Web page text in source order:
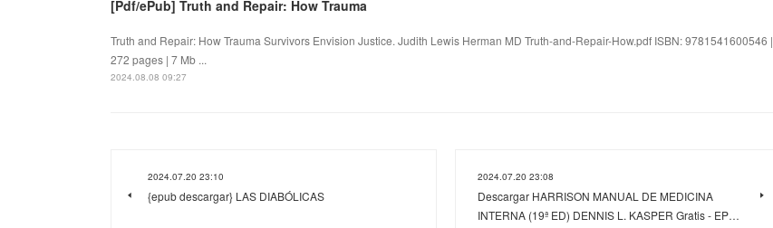
[Pdf/ePub] Truth and Repair: How Trauma
Truth and Repair: How Trauma Survivors Envision Justice. Judith Lewis Herman MD Truth-and-Repair-How.pdf ISBN: 9781541600546 |
272 pages | 7 Mb ...
2024.08.08 09:27
2024.07.20 23:10
{epub descargar} LAS DIABÓLICAS
2024.07.20 23:08
Descargar HARRISON MANUAL DE MEDICINA
INTERNA (19ª ED) DENNIS L. KASPER Gratis - EP…